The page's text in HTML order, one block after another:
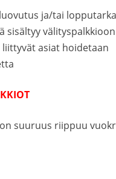
ja/tai
sisältyy välityspalkkioon
asiat hoidetaan
suuruus riippuu